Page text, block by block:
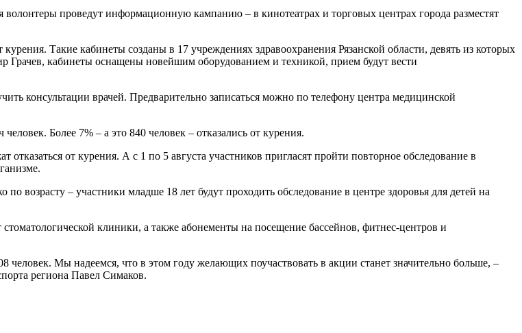
проведут информационную кампанию – в кинотеатрах и торговых центрах города разместят
Такие кабинеты созданы в 17 учреждениях здравоохранения Рязанской области, девять из которых
Грачев, кабинеты оснащены новейшим оборудованием и техникой, прием будут вести
консультации врачей. Предварительно записаться можно по телефону центра медицинской
Более 7% – а это 840 человек – отказались от курения.
от курения. А с 1 по 5 августа участников пригласят пройти повторное обследование в
возрасту – участники младше 18 лет будут проходить обследование в центре здоровья для детей на
клиники, а также абонементы на посещение бассейнов, фитнес-центров и
человек. Мы надеемся, что в этом году желающих поучаствовать в акции станет значительно больше, –
региона Павел Симаков.